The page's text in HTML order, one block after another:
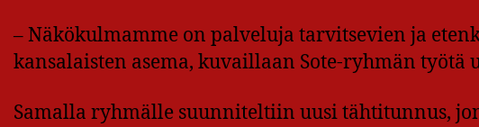
– Näkökulmamme on palveluja tarvitsevien ja
kansalaisten asema, kuvaillaan Sote-ryhmän työtä
Samalla ryhmälle suunniteltiin uusi tähtitunnus,